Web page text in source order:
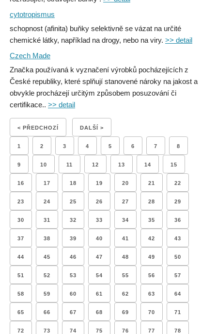
cytotropismus
schopnost (afinita) buňky selektivně se vázat na určité
chemické látky, například na drogy, nebo na viry. >> detail
Czech Made
Značka používaná k vyznačení výrobků pocházejících z
České republiky, které splňují stanovené nároky na jakost a
obvykle procházejí určitým způsobem posuzování či
certifikace.. >> detail
< PŘEDCHOZÍ DALŠÍ >
1 2 3 4 5 6 7 8
9 10 11 12 13 14 15
16 17 18 19 20 21 22
23 24 25 26 27 28 29
30 31 32 33 34 35 36
37 38 39 40 41 42 43
44 45 46 47 48 49 50
51 52 53 54 55 56 57
58 59 60 61 62 63 64
65 66 67 68 69 70 71
72 73 74 75 76 77 78